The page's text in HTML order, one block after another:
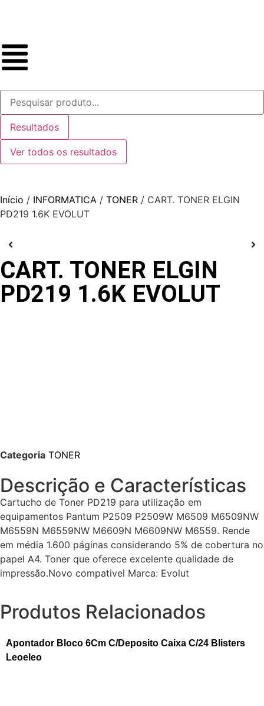
Resultados
Ver todos os resultados
Início / INFORMATICA / TONER / CART. TONER ELGIN
PD219 1.6K EVOLUT
CART. TONER ELGIN
PD219 1.6K EVOLUT
Categoria TONER
Descrição e Características
Cartucho de Toner PD219 para utilização em
equipamentos Pantum P2509 P2509W M6509 M6509NW
M6559N M6559NW M6609N M6609NW M6559. Rende
em média 1.600 páginas considerando 5% de cobertura no
papel A4. Toner que oferece excelente qualidade de
impressão.Novo compativel Marca: Evolut
Produtos Relacionados
Apontador Bloco 6Cm C/Deposito Caixa C/24 Blisters
Leoeleo